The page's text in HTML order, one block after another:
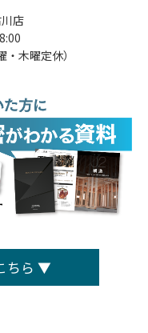
店
木曜定休）
ちら ▼